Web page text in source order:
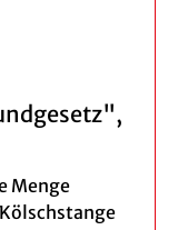
Menge